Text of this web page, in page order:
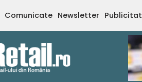
Comunicate Newsletter